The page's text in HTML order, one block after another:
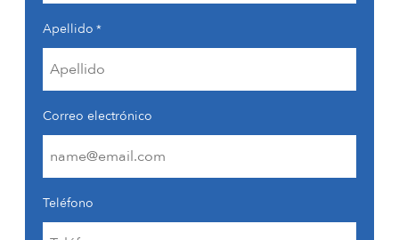
Apellido *
Correo electrónico
Teléfono